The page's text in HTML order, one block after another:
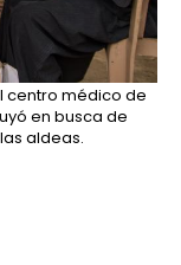
centro médico de
en busca de
aldeas.